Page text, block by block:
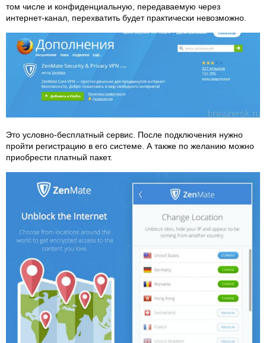
том числе и конфиденциальную, передаваемую через
интернет-канал, перехватить будет практически невозможно.
Это условно-бесплатный сервис. После подключения нужно
пройти регистрацию в его системе. А также по желанию можно
приобрести платный пакет.